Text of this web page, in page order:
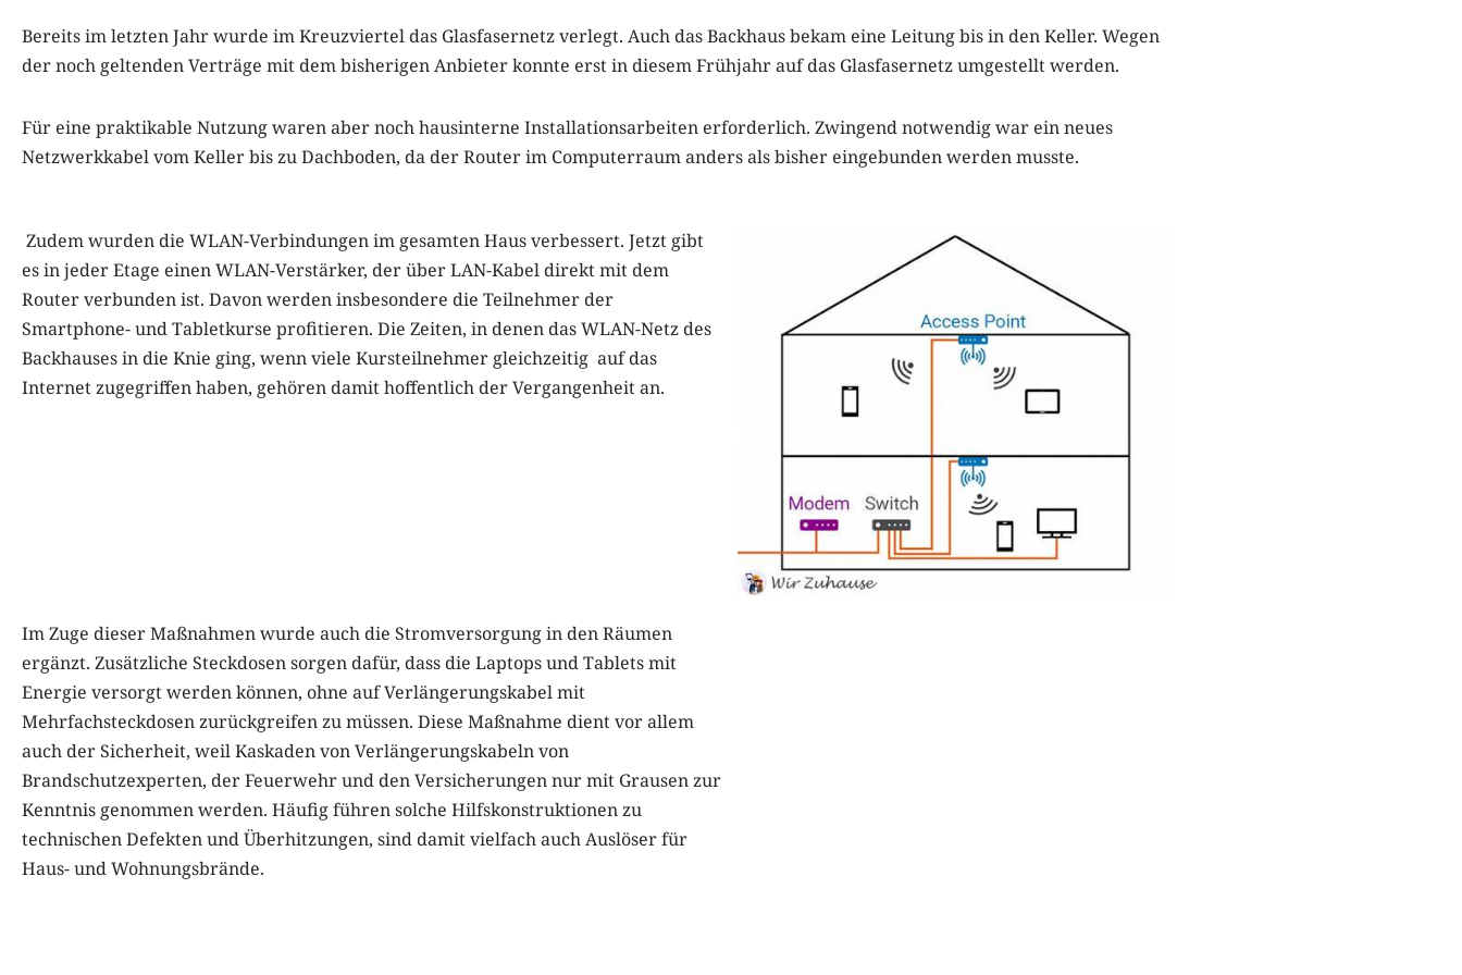
Bereits im letzten Jahr wurde im Kreuzviertel das Glasfasernetz verlegt. Auch das Backhaus bekam eine Leitung bis in den Keller. Wegen
der noch geltenden Verträge mit dem bisherigen Anbieter konnte erst in diesem Frühjahr auf das Glasfasernetz umgestellt werden.
Für eine praktikable Nutzung waren aber noch hausinterne Installationsarbeiten erforderlich. Zwingend notwendig war ein neues
Netzwerkkabel vom Keller bis zu Dachboden, da der Router im Computerraum anders als bisher eingebunden werden musste.
Zudem wurden die WLAN-Verbindungen im gesamten Haus verbessert. Jetzt gibt
es in jeder Etage einen WLAN-Verstärker, der über LAN-Kabel direkt mit dem
Router verbunden ist. Davon werden insbesondere die Teilnehmer der
Smartphone- und Tabletkurse profitieren. Die Zeiten, in denen das WLAN-Netz des
Backhauses in die Knie ging, wenn viele Kursteilnehmer gleichzeitig auf das
Internet zugegriffen haben, gehören damit hoffentlich der Vergangenheit an.
Im Zuge dieser Maßnahmen wurde auch die Stromversorgung in den Räumen
ergänzt. Zusätzliche Steckdosen sorgen dafür, dass die Laptops und Tablets mit
Energie versorgt werden können, ohne auf Verlängerungskabel mit
Mehrfachsteckdosen zurückgreifen zu müssen. Diese Maßnahme dient vor allem
auch der Sicherheit, weil Kaskaden von Verlängerungskabeln von
Brandschutzexperten, der Feuerwehr und den Versicherungen nur mit Grausen zur
Kenntnis genommen werden. Häufig führen solche Hilfskonstruktionen zu
technischen Defekten und Überhitzungen, sind damit vielfach auch Auslöser für
Haus- und Wohnungsbrände.